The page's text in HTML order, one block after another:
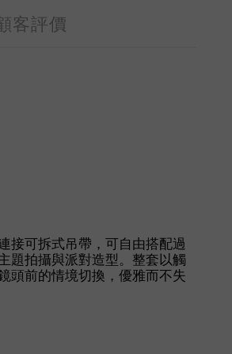
客評價
接可拆式吊帶，可自由搭配過
題拍攝與派對造型。整套以觸
頭前的情境切換，優雅而不失